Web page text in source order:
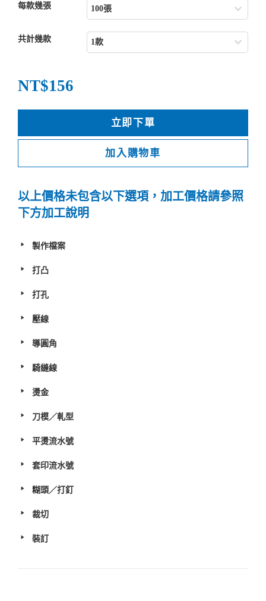
每款幾張
共計幾款
NT$156
立即下單
加入購物車
以上價格未包含以下選項，加工價格請參照
下方加工說明
製作檔案
打凸
打孔
壓線
導圓角
騎縫線
燙金
刀模／軋型
平燙流水號
套印流水號
糊頭／打釘
裁切
裝訂